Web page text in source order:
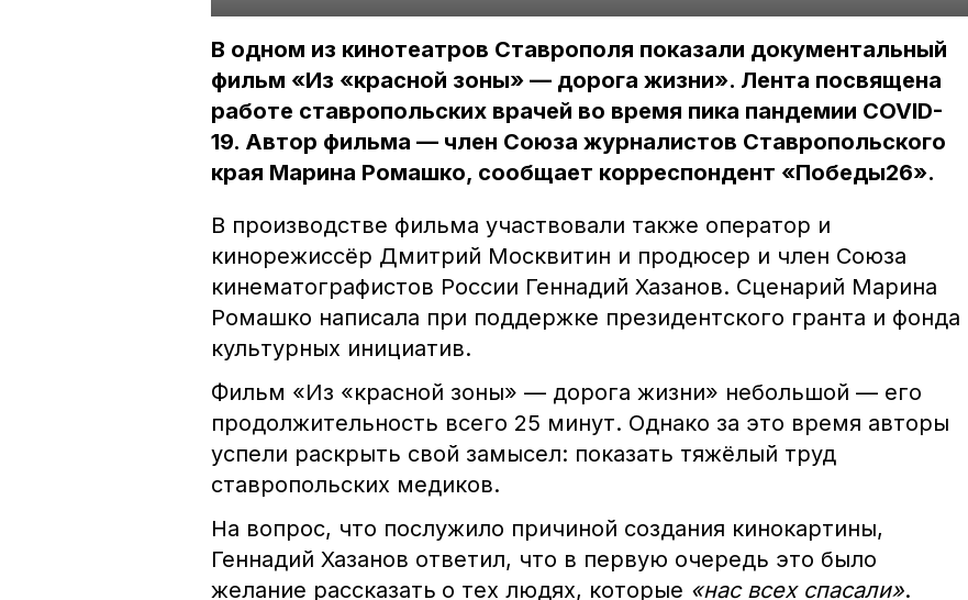
В одном из кинотеатров Ставрополя показали документальный
фильм «Из «красной зоны» — дорога жизни». Лента посвящена
работе ставропольских врачей во время пика пандемии COVID-
19. Автор фильма — член Союза журналистов Ставропольского
края Марина Ромашко, сообщает корреспондент «Победы26».
В производстве фильма участвовали также оператор и
кинорежиссёр Дмитрий Москвитин и продюсер и член Союза
кинематографистов России Геннадий Хазанов. Сценарий Марина
Ромашко написала при поддержке президентского гранта и фонда
культурных инициатив.
Фильм «Из «красной зоны» — дорога жизни» небольшой — его
продолжительность всего 25 минут. Однако за это время авторы
успели раскрыть свой замысел: показать тяжёлый труд
ставропольских медиков.
На вопрос, что послужило причиной создания кинокартины,
Геннадий Хазанов ответил, что в первую очередь это было
желание рассказать о тех людях, которые «нас всех спасали».